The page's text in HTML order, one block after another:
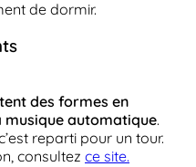
de dormir.
des formes en
automatique.
reparti pour un tour.
consultez ce site.